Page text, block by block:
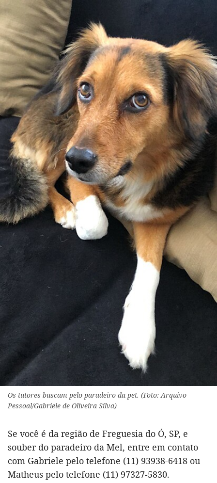
Os tutores buscam pelo paradeiro da pet. (Foto: Arquivo
Pessoal/Gabriele de Oliveira Silva)
Se você é da região de Freguesia do Ó, SP, e
souber do paradeiro da Mel, entre em contato
com Gabriele pelo telefone (11) 93938-6418 ou
Matheus pelo telefone (11) 97327-5830.